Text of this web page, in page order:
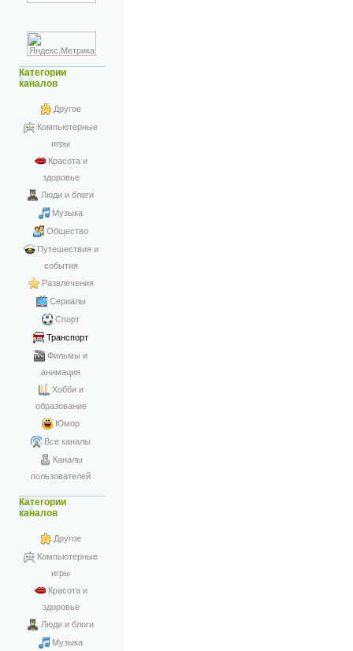
Категории
каналов
Другое
Компьютерные
игры
Красота и
здоровье
Люди и блоги
Музыка
Общество
Путешествия и
события
Развлечения
Сериалы
Спорт
Транспорт
Фильмы и
анимация
Хобби и
образование
Юмор
Все каналы
Каналы
пользователей
Категории
каналов
Другое
Компьютерные
игры
Красота и
здоровье
Люди и блоги
Музыка